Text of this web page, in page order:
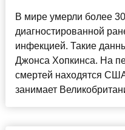
В мире умерли более
диагностированной
инфекцией. Такие
Джонса Хопкинса. На
смертей находятся
занимает